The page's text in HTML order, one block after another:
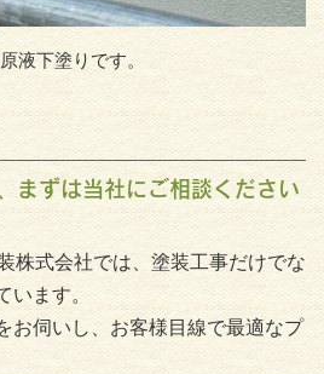
液下塗りです。
まずは当社にご相談ください
株式会社では、塗装工事だけでな
います。
お伺いし、お客様目線で最適なプ